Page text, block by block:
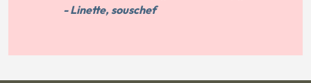
- Linette, souschef